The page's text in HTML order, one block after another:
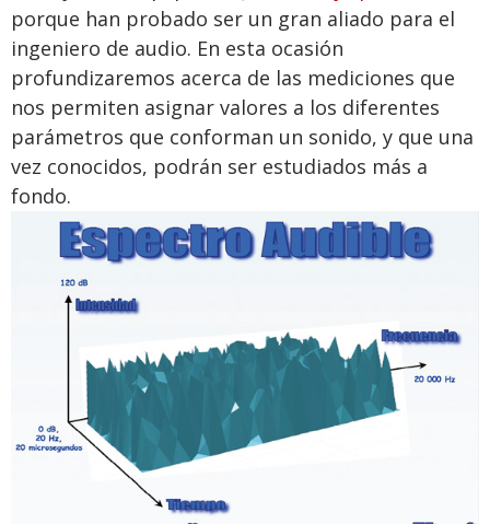
porque han probado ser un gran aliado para el
ingeniero de audio. En esta ocasión
profundizaremos acerca de las mediciones que
nos permiten asignar valores a los diferentes
parámetros que conforman un sonido, y que una
vez conocidos, podrán ser estudiados más a
fondo.